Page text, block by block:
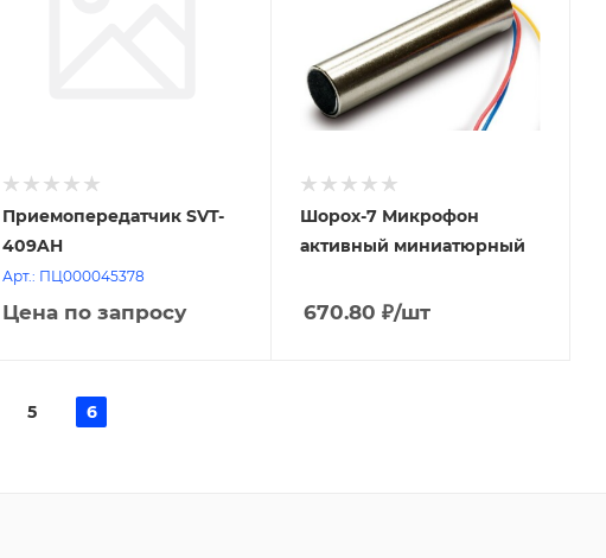
Приемопередатчик SVT-
409AH
Арт.: ПЦ000045378
Цена по запросу
Шорох-7 Микрофон
активный миниатюрный
670.80 ₽/шт
5 6